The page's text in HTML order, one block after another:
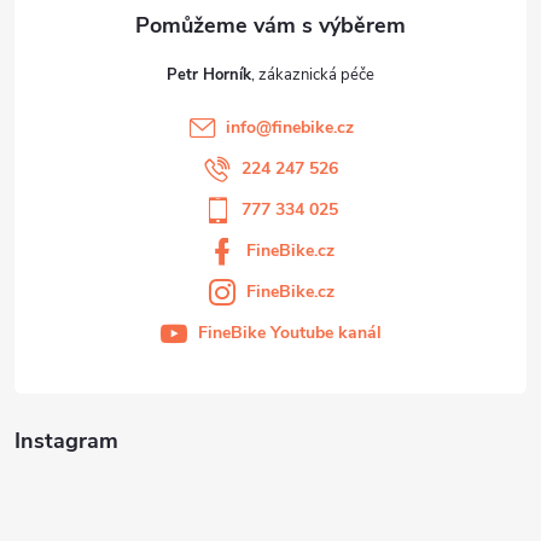
Instagram
Petr Horník
info@finebike.cz
224 247 526
777 334 025
FineBike.cz
FineBike.cz
FineBike Youtube kanál